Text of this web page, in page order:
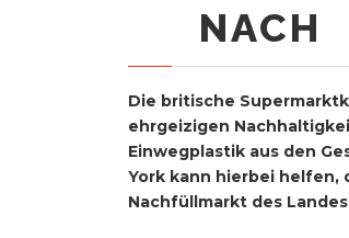
ACH
Die britische
ehrgeizigen
Einwegplastik aus den
York kann hierbei helfen,
Nachfüllmarkt des